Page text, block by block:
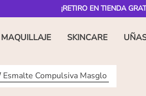
¡RETIRO EN TIENDA
MAQUILLAJE SKINCARE
Esmalte Compulsiva Masglo